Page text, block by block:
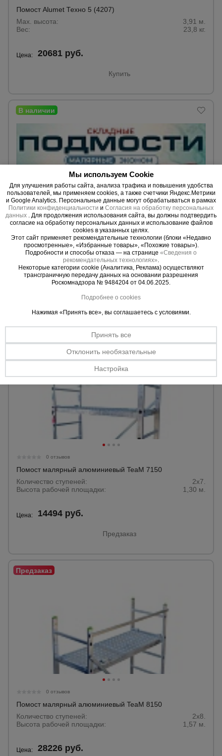
Помост Alumet Техно 5 (4207)
Max. высота:
3,91 м.
Вес:
23,8 кг.
Цена: 20681 руб.
Купить
Подмости складные малярные многоярусные
Промышленник H104 эконом
Высота:
1,04 м.
Вес:
16,7 кг.
Max. нагрузка:
0 отзывов
Помост малярный алюминиевый TeaM 7150
Количество ступеней:
2x7.
Высота рабочей площадки:
1,30 м.
Цена: 14494 руб.
Предзаказ
0 отзывов
Помост малярный алюминиевый TeaM 8150
Количество ступеней:
2x8.
Высота рабочей площадки:
1,57 м.
Цена: 28226 руб.
Мы используем Cookie
Для улучшения работы сайта, анализа трафика и повышения удобства
пользователей, мы применяем cookies, а также счетчики Яндекс.Метрики
и Google Analytics. Персональные данные могут обрабатываться в рамках
Политики конфиденциальности и Согласия на обработку персональных
данных
. Для продолжения использования сайта, вы должны подтвердить
согласие на обработку персональных данных и использование файлов
cookies в указанных целях.
Этот сайт применяет рекомендательные технологии (блоки «Недавно
просмотренные», «Избранные товары», «Похожие товары»).
Подробности и способы отказа — на странице «Сведения о
рекомендательных технологиях»
Некоторые категории cookie (Аналитика, Реклама) осуществляют
трансграничную передачу данных на основании разрешения
Роскомнадзора № 9484204 от 04.06.2025.
Подробнее о cookies
Нажимая «Принять все», вы соглашаетесь с условиями.
Принять все
Отклонить необязательные
Настройка